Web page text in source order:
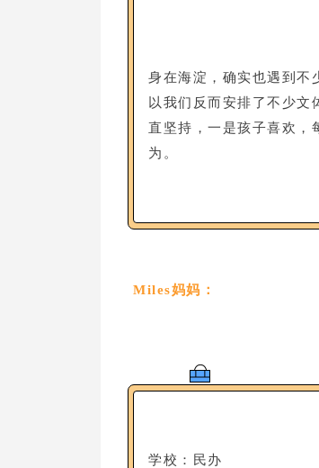
身在海淀，确实也遇到不
以我们反而安排了不少文
直坚持，一是孩子喜欢，
为。
Miles妈妈：
学校： 民办